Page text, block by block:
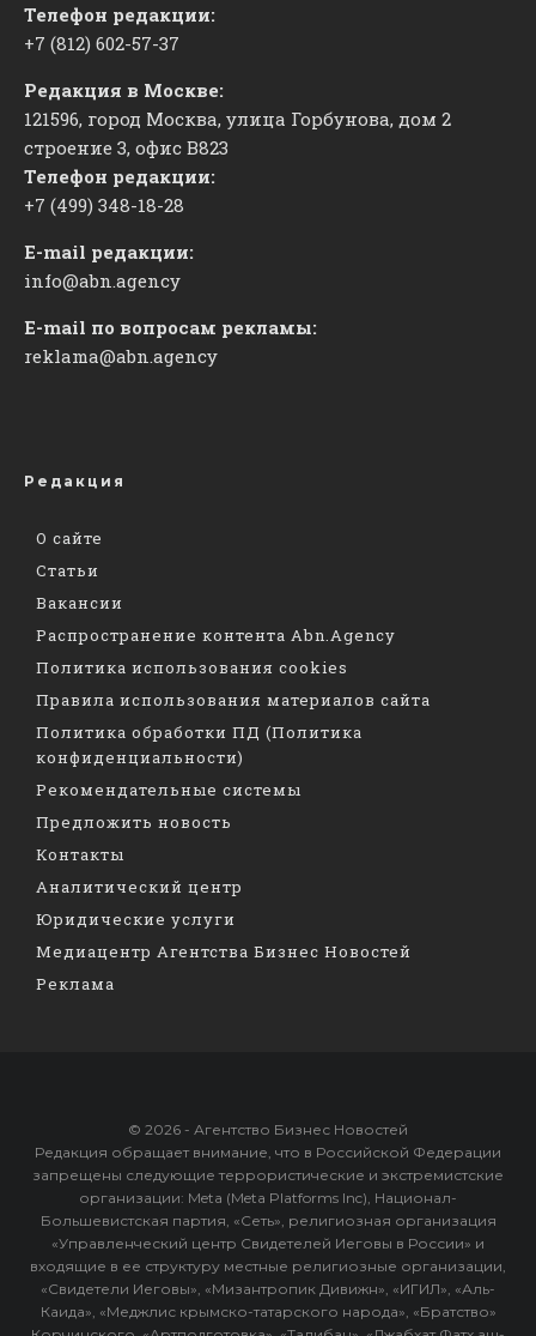
Телефон редакции:
+7 (812) 602-57-37
Редакция в Москве:
121596, город Москва, улица Горбунова, дом 2
строение 3, офис ​В823
Телефон редакции:
+7 (499) 348-18-28
E-mail редакции:
info@abn.agency
E-mail по вопросам рекламы:
reklama@abn.agency
Редакция
О сайте
Статьи
Вакансии
Распространение контента Abn.Agency
Политика использования cookies
Правила использования материалов сайта
Политика обработки ПД (Политика
конфиденциальности)
Рекомендательные системы
Предложить новость
Контакты
Аналитический центр
Юридические услуги
Медиацентр Агентства Бизнес Новостей
Реклама
© 2026 - Агентство Бизнес Новостей
Редакция обращает внимание, что в Российской Федерации
запрещены следующие террористические и экстремистские
организации: Meta (Meta Platforms Inc), Национал-
Большевистская партия, «Сеть», религиозная организация
«Управленческий центр Свидетелей Иеговы в России» и
входящие в ее структуру местные религиозные организации,
«Свидетели Иеговы», «Мизантропик Дивижн», «ИГИЛ», «Аль-
Каида», «Меджлис крымско-татарского народа», «Братство»